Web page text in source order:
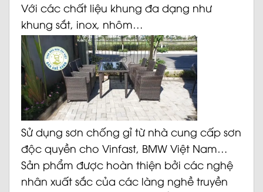
Với các chất liệu khung đa dạng như
khung sắt, inox, nhôm…
Sử dụng sơn chống gỉ từ nhà cung cấp sơn
độc quyền cho Vinfast, BMW Việt Nam…
Sản phẩm được hoàn thiện bởi các nghệ
nhân xuất sắc của các làng nghề truyền